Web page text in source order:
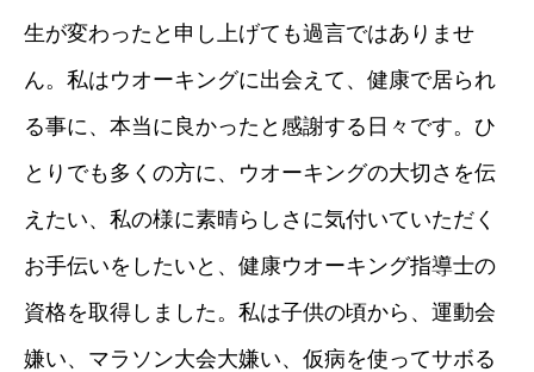
生が変わったと申し上げても過言ではありませ
ん。私はウオーキングに出会えて、健康で居られ
る事に、本当に良かったと感謝する日々です。ひ
とりでも多くの方に、ウオーキングの大切さを伝
えたい、私の様に素晴らしさに気付いていただく
お手伝いをしたいと、健康ウオーキング指導士の
資格を取得しました。私は子供の頃から、運動会
嫌い、マラソン大会大嫌い、仮病を使ってサボる